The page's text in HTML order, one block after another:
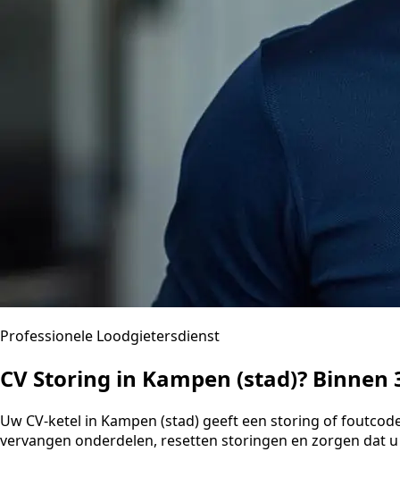
Professionele Loodgietersdienst
CV Storing in Kampen (stad)?
Uw CV-ketel in Kampen (stad) geeft een storing of
vervangen onderdelen, resetten storingen en zorgen dat